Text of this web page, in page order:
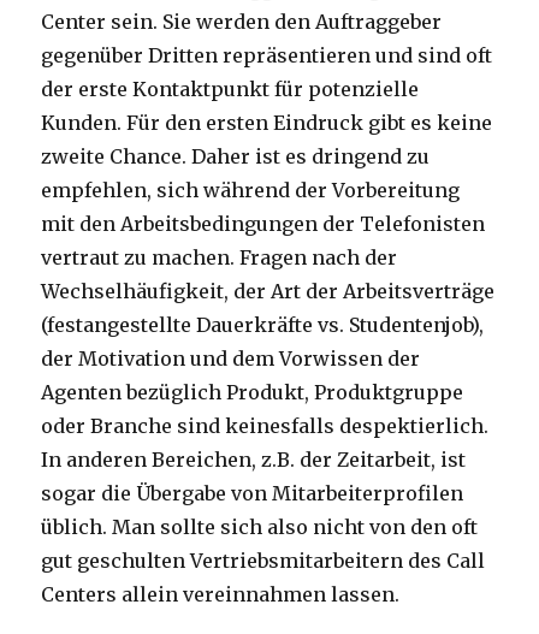
Center sein. Sie werden den Auftraggeber
gegenüber Dritten repräsentieren und sind oft
der erste Kontaktpunkt für potenzielle
Kunden. Für den ersten Eindruck gibt es keine
zweite Chance. Daher ist es dringend zu
empfehlen, sich während der Vorbereitung
mit den Arbeitsbedingungen der Telefonisten
vertraut zu machen. Fragen nach der
Wechselhäufigkeit, der Art der Arbeitsverträge
(festangestellte Dauerkräfte vs. Studentenjob),
der Motivation und dem Vorwissen der
Agenten bezüglich Produkt, Produktgruppe
oder Branche sind keinesfalls despektierlich.
In anderen Bereichen, z.B. der Zeitarbeit, ist
sogar die Übergabe von Mitarbeiterprofilen
üblich. Man sollte sich also nicht von den oft
gut geschulten Vertriebsmitarbeitern des Call
Centers allein vereinnahmen lassen.